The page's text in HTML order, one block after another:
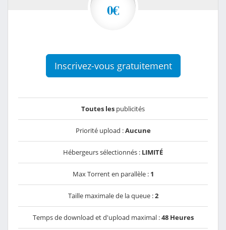
0€
Inscrivez-vous gratuitement
Toutes les publicités
Priorité upload :Aucune
Hébergeurs sélectionnés : LIMITÉ
Max Torrent en parallèle : 1
Taille maximale de la queue :2
Temps de download et d'upload maximal :48 Heures